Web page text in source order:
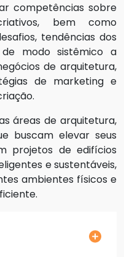
competências sobre
bem como
tendências dos
de modo sistêmico a
de arquitetura,
de marketing e
áreas de arquitetura,
buscam elevar seus
projetos de edifícios
e sustentáveis,
ambientes físicos e